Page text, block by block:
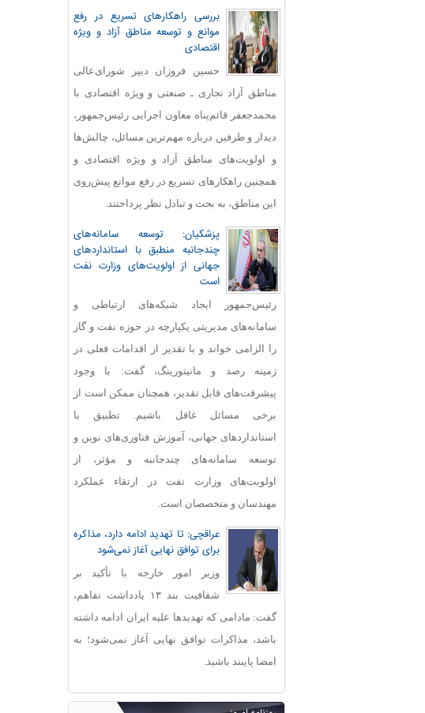
بررسی راهکارهای تسریع در رفع
موانع و توسعه مناطق آزاد و ویژه
اقتصادی
حسین فروزان دبیر شورای‌عالی
مناطق آزاد تجاری ـ صنعتی و ویژه اقتصادی با
محمدجعفر قائم‌پناه معاون اجرایی رئیس‌جمهور،
دیدار و طرفین درباره مهم‌ترین مسائل، چالش‌ها
و اولویت‌های مناطق آزاد و ویژه اقتصادی و
همچنین راهکارهای تسریع در رفع موانع پیش‌روی
این مناطق، به بحث و تبادل نظر پرداختند.
پزشکیان: توسعه سامانه‌های
چندجانبه منطبق با استانداردهای
جهانی از اولویت‌های وزارت نفت
است
رئیس‌جمهور ایجاد شبکه‌های ارتباطی و
سامانه‌های مدیریتی یکپارچه در حوزه نفت و گاز
را الزامی خواند و با تقدیر از اقدامات فعلی در
زمینه رصد و مانیتورینگ، گفت: با وجود
پیشرفت‌های قابل‌ تقدیر، همچنان ممکن است از
برخی مسائل غافل باشیم. تطبیق با
استانداردهای جهانی، آموزش فناوری‌های نوین و
توسعه سامانه‌های چندجانبه و مؤثر، از
اولویت‌های وزارت نفت در ارتقاء عملکرد
مهندسان و متخصصان است.
عراقچی: تا تهدید ادامه دارد، مذاکره
برای توافق نهایی آغاز نمی‌شود
وزیر امور خارجه با تأکید بر
شفافیت بند ۱۳ یادداشت تفاهم،
گفت: مادامی که تهدیدها علیه ایران ادامه داشته
باشد، مذاکرات توافق نهایی آغاز نمی‌شود؛ به
امضا پایبند باشید.